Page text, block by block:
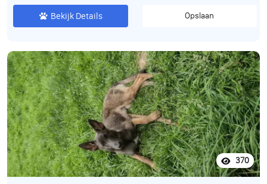
Bekijk Details Opslaan
370